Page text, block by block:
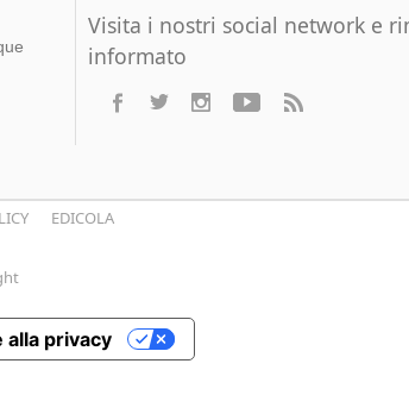
Visita i nostri social network e
informato
EDICOLA
alla privacy